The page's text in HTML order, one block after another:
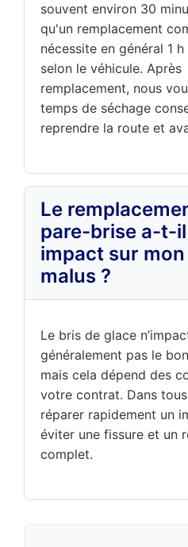
souvent environ 30
qu'un remplacement
nécessite en général 1
selon le véhicule. Après
remplacement, nous
temps de séchage
reprendre la route et
Le
pare-brise a-t-
impact sur
malus ?
Le bris de glace
généralement pas le
mais cela dépend des
votre contrat. Dans
réparer rapidement un
éviter une fissure et un
complet.